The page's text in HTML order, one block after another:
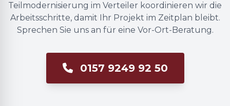
Teilmodernisierung im Verteiler koordinieren wir die
Arbeitsschritte, damit Ihr Projekt im Zeitplan bleibt.
Sprechen Sie uns an für eine Vor-Ort-Beratung.
0157 9249 92 50